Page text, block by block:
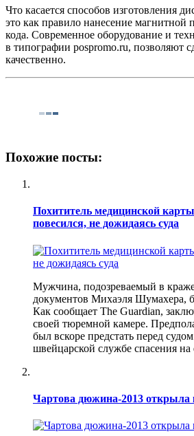
Что касается способов изготовления
это как правило нанесение
кода. Современное оборудование и
в типографии pospromo.ru, позволяют
качественно.
Похожие посты:
Похититель медицинской
повесился, не дожидаясь суда
Мужчина, подозреваемый в
документов Михаэля Шумахера,
Как сообщает The Guardian,
своей тюремной камере.
был вскоре предстать перед
швейцарской службе спасения
Чартова дюжина-2013 открыла